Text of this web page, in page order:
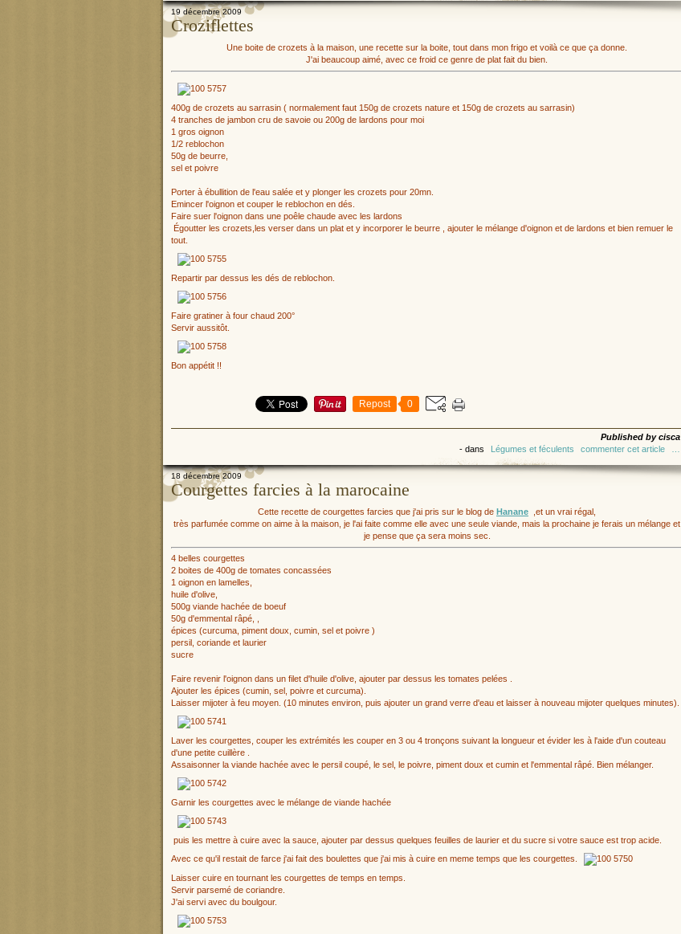
19 décembre 2009
Croziflettes
Une boite de crozets à la maison, une recette sur la boite, tout dans mon frigo et voilà ce que ça donne.
J'ai beaucoup aimé, avec ce froid ce genre de plat fait du bien.
400g de crozets au sarrasin ( normalement faut 150g de crozets nature et 150g de crozets au sarrasin)
4 tranches de jambon cru de savoie ou 200g de lardons pour moi
1 gros oignon
1/2 reblochon
50g de beurre,
sel et poivre
Porter à ébullition de l'eau salée et y plonger les crozets pour 20mn.
Emincer l'oignon et couper le reblochon en dés.
Faire suer l'oignon dans une poêle chaude avec les lardons
Égoutter les crozets,les verser dans un plat et y incorporer le beurre , ajouter le mélange d'oignon et de lardons et bien remuer le
tout.
Repartir par dessus les dés de reblochon.
Faire gratiner à four chaud 200°
Servir aussitôt.
Bon appétit !!
Repost 0
Published by cisca
- dans Légumes et féculents commenter cet article
18 décembre 2009
Courgettes farcies à la marocaine
Cette recette de courgettes farcies que j'ai pris sur le blog de Hanane
,et un vrai régal,
très parfumée comme on aime à la maison, je l'ai faite comme elle avec une seule viande, mais la prochaine je ferais un mélange et
je pense que ça sera moins sec.
4 belles courgettes
2 boites de 400g de tomates concassées
1 oignon en lamelles,
huile d'olive,
500g viande hachée de boeuf
50g d'emmental râpé, ,
épices (curcuma, piment doux, cumin, sel et poivre )
persil, coriande et laurier
sucre
Faire revenir l'oignon dans un filet d'huile d'olive, ajouter par dessus les tomates pelées .
Ajouter les épices (cumin, sel, poivre et curcuma).
Laisser mijoter à feu moyen. (10 minutes environ, puis ajouter un grand verre d'eau et laisser à nouveau mijoter quelques minutes).
Laver les courgettes, couper les extrémités les couper en 3 ou 4 tronçons suivant la longueur et évider les à l'aide d'un couteau
d'une petite cuillère .
Assaisonner la viande hachée avec le persil coupé, le sel, le poivre, piment doux et cumin et l'emmental râpé. Bien mélanger.
Garnir les courgettes avec le mélange de viande hachée
puis les mettre à cuire avec la sauce, ajouter par dessus quelques feuilles de laurier et du sucre si votre sauce est trop acide.
Avec ce qu'il restait de farce j'ai fait des boulettes que j'ai mis à cuire en meme temps que les courgettes.
Laisser cuire en tournant les courgettes de temps en temps.
Servir parsemé de coriandre.
J'ai servi avec du boulgour.